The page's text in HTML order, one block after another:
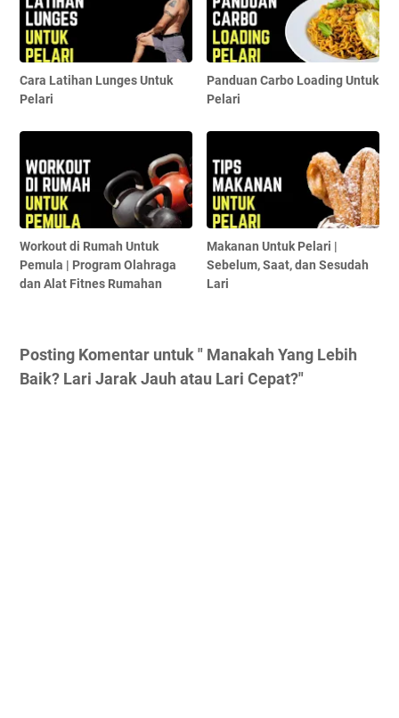
Cara Latihan Lunges Untuk
Pelari
Panduan Carbo Loading Untuk
Pelari
Workout di Rumah Untuk
Pemula | Program Olahraga
dan Alat Fitnes Rumahan
Makanan Untuk Pelari |
Sebelum, Saat, dan Sesudah
Lari
Posting Komentar untuk " Manakah Yang Lebih
Baik? Lari Jarak Jauh atau Lari Cepat?"